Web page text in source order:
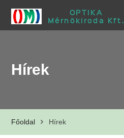
OPTIKA
Mérnökiroda Kft.
Hírek
Főoldal Hírek